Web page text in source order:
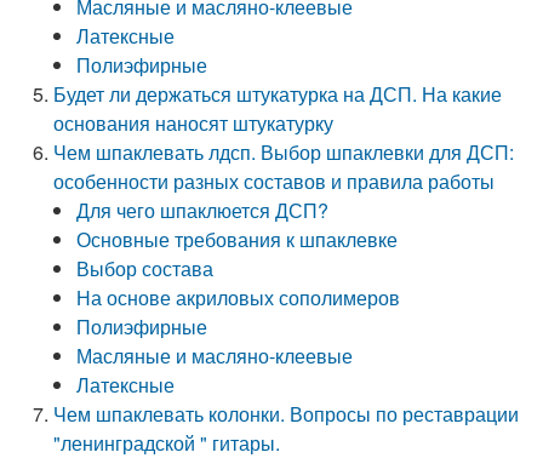
Масляные и масляно-клеевые
Латексные
Полиэфирные
Будет ли держаться штукатурка на ДСП. На какие
основания наносят штукатурку
Чем шпаклевать лдсп. Выбор шпаклевки для ДСП:
особенности разных составов и правила работы
Для чего шпаклюется ДСП?
Основные требования к шпаклевке
Выбор состава
На основе акриловых сополимеров
Полиэфирные
Масляные и масляно-клеевые
Латексные
Чем шпаклевать колонки. Вопросы по реставрации
"ленинградской " гитары.